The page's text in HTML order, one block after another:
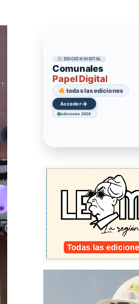
EDICIÓN DIGITAL
Comunales
Papel Digital
todas las ediciones
Acceder→
ediciones 2026